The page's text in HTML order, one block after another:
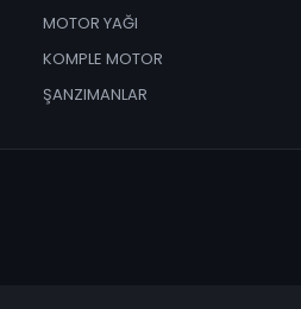
MOTOR YAĞI
KOMPLE MOTOR
ŞANZIMANLAR